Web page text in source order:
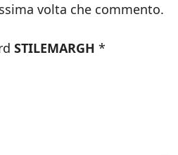
volta che commento.
STILEMARGH *